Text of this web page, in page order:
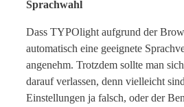
Sprachwahl
Dass TYPOlight aufgrund der
automatisch eine geeignete
angenehm. Trotzdem sollte man
darauf verlassen, denn vielleicht
Einstellungen ja falsch, oder der